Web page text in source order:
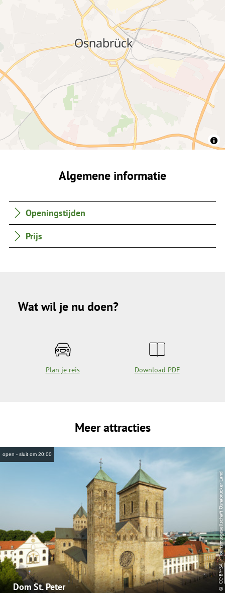
Algemene informatie
Openingstijden
Prijs
Wat wil je nu doen?
Plan je reis Download PDF
Meer attracties
open - sluit om 20:00
Dom St. Peter ©
CC-BY-SA
| Tourismusgesellschaft Osnabrücker Land